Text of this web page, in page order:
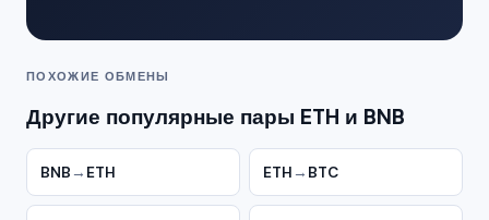
ПОХОЖИЕ ОБМЕНЫ
Другие популярные пары ETH и BNB
BNB → ETH ETH → BTC